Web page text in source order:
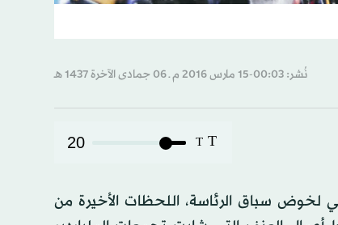
نُشر: 00:03-15 مارس 2016 م ـ 06 جمادى الآخرة 1437 هـ
T
T
20
لخوض سباق الرئاسة، اللحظات الأخيرة من